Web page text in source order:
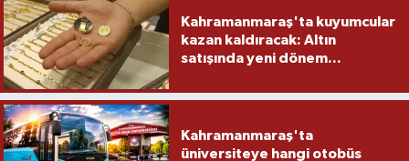
Kahramanmaraş'ta kuyumcular
kazan kaldıracak: Altın
satışında yeni dönem...
Kahramanmaraş'ta
üniversiteye hangi otobüs